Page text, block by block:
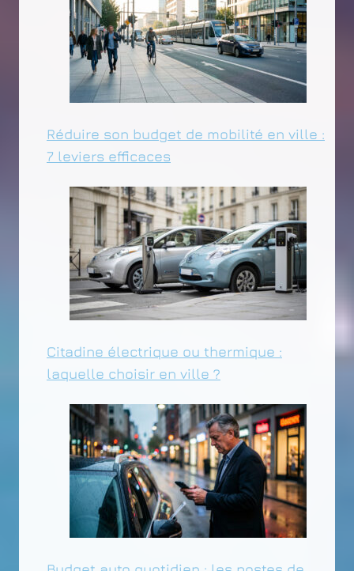
Réduire son budget de mobilité en ville :
7 leviers efficaces
Citadine électrique ou thermique :
laquelle choisir en ville ?